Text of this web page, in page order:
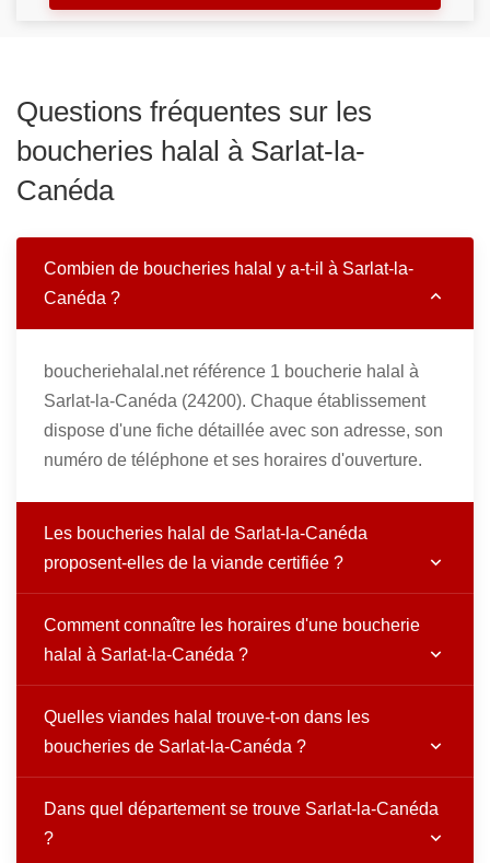
Questions fréquentes sur les
boucheries halal à Sarlat-la-
Canéda
Combien de boucheries halal y a-t-il à Sarlat-la-
Canéda ?
boucheriehalal.net référence 1 boucherie halal à
Sarlat-la-Canéda (24200). Chaque établissement
dispose d'une fiche détaillée avec son adresse, son
numéro de téléphone et ses horaires d'ouverture.
Les boucheries halal de Sarlat-la-Canéda
proposent-elles de la viande certifiée ?
Comment connaître les horaires d'une boucherie
halal à Sarlat-la-Canéda ?
Quelles viandes halal trouve-t-on dans les
boucheries de Sarlat-la-Canéda ?
Dans quel département se trouve Sarlat-la-Canéda
?